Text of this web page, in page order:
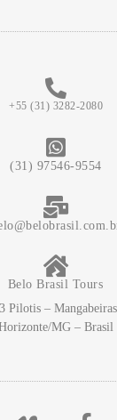
+55 (31) 3282-2080
(31) 97546-9554
Belo Brasil Tours
Pilotis –
MG – Brasil